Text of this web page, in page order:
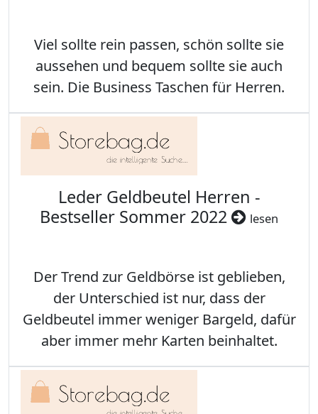
Viel sollte rein passen, schön sollte sie
aussehen und bequem sollte sie auch
sein. Die Business Taschen für Herren.
Leder Geldbeutel Herren -
Bestseller Sommer 2022
lesen
Der Trend zur Geldbörse ist geblieben,
der Unterschied ist nur, dass der
Geldbeutel immer weniger Bargeld, dafür
aber immer mehr Karten beinhaltet.